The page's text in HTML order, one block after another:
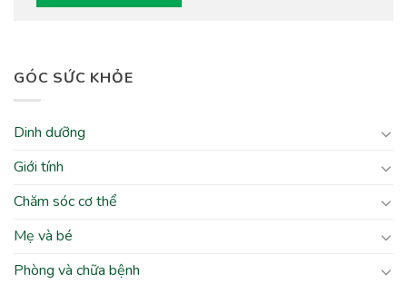
GÓC SỨC KHỎE
Dinh dưỡng
Giới tính
Chăm sóc cơ thể
Mẹ và bé
Phòng và chữa bệnh